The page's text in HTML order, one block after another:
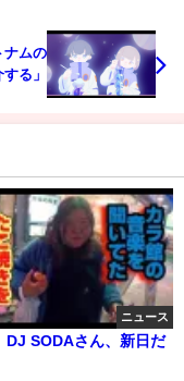
ナムの
る」
ニュース
DJ SODAさん、新日だ